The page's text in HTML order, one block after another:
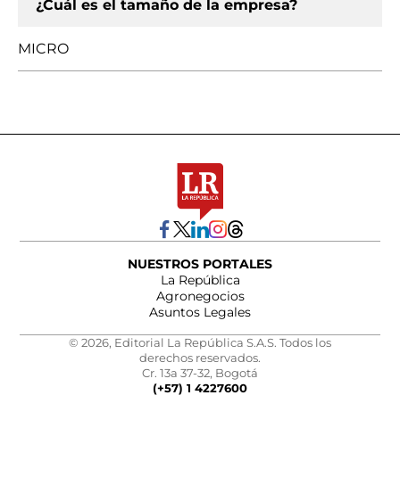
¿Cuál es el tamaño de la empresa?
MICRO
NUESTROS PORTALES
La República
Agronegocios
Asuntos Legales
© 2026, Editorial La República S.A.S. Todos los
derechos reservados.
Cr. 13a 37-32, Bogotá
(+57) 1 4227600